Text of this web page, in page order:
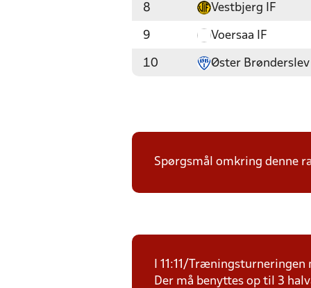
8 Vestbjerg IF
9 Voersaa IF
10 Øster Brønderslev
Spørgsmål omkring denne
I 11:11/
Der må benyttes op til 3